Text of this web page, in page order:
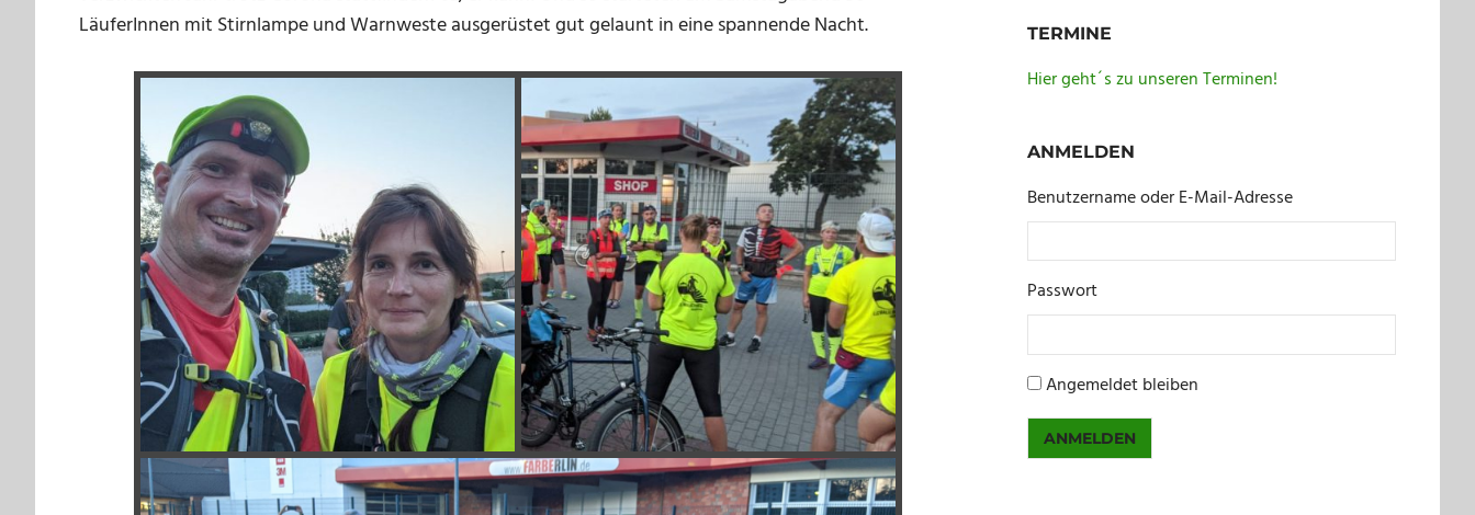
LäuferInnen mit Stirnlampe und Warnweste ausgerüstet gut gelaunt in eine spannende Nacht.
TERMINE
Hier geht´s zu unseren Terminen!
ANMELDEN
Benutzername oder E-Mail-Adresse
Passwort
Angemeldet bleiben
ANMELDEN